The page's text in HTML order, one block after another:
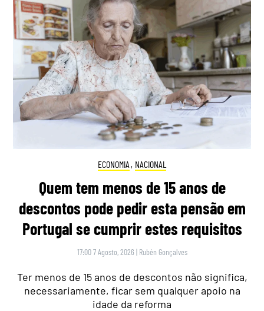
ECONOMIA , NACIONAL
Quem tem menos de 15 anos de
descontos pode pedir esta pensão em
Portugal se cumprir estes requisitos
17:00 7 Agosto, 2026 | Rubén Gonçalves
Ter menos de 15 anos de descontos não significa,
necessariamente, ficar sem qualquer apoio na
idade da reforma